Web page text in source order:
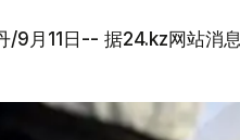
/9月11日-- 据24.kz网站消